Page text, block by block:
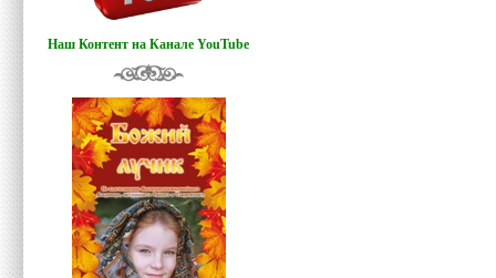
Наш Контент на Канале YouTube